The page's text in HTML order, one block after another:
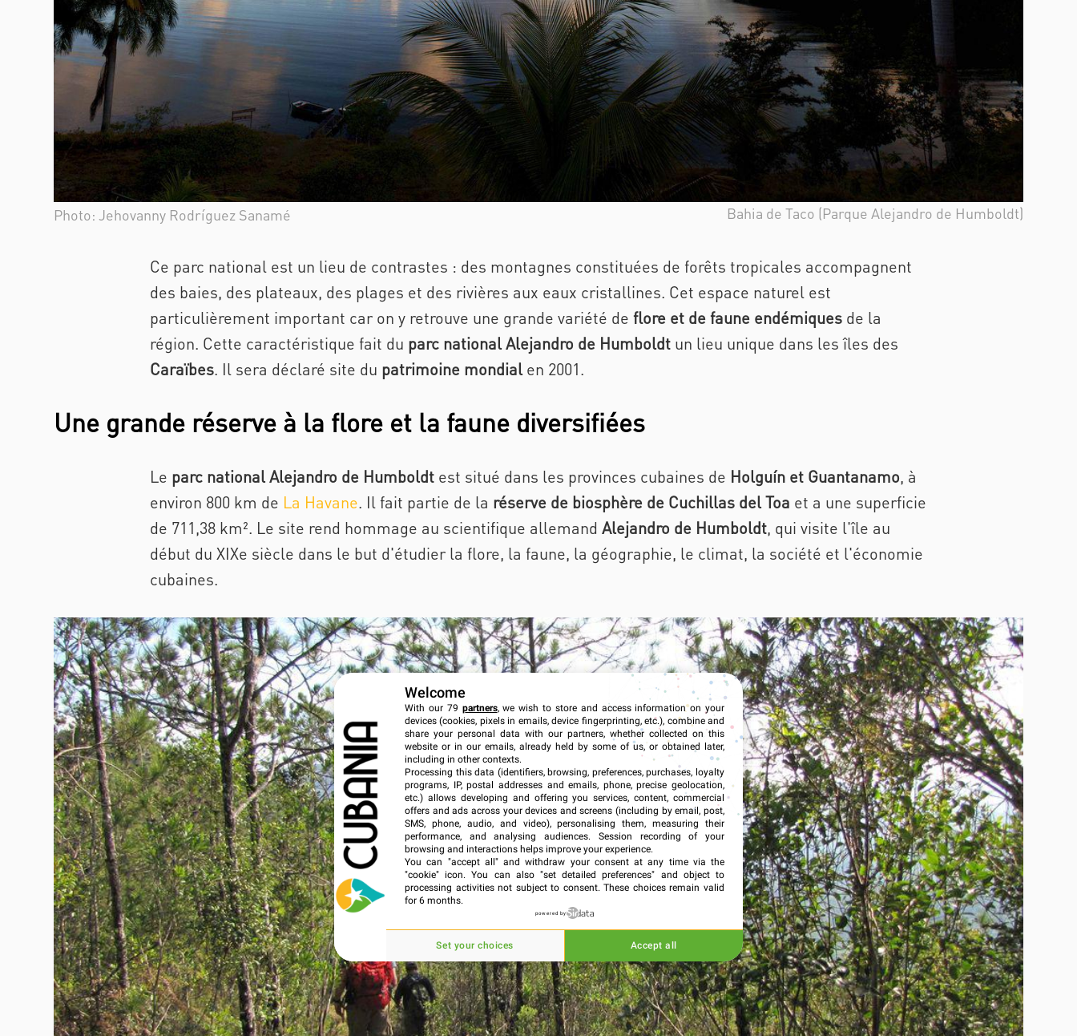
Photo: Jehovanny Rodríguez Sanamé Bahia de Taco (Parque Alejandro de Humboldt)
Ce parc national est un lieu de contrastes : des montagnes constituées de forêts tropicales accompagnent
des baies, des plateaux, des plages et des rivières aux eaux cristallines. Cet espace naturel est
particulièrement important car on y retrouve une grande variété de flore et de faune endémiques de la
région. Cette caractéristique fait du parc national Alejandro de Humboldt un lieu unique dans les îles des
Caraïbes. Il sera déclaré site du patrimoine mondial en 2001.
Une grande réserve à la flore et la faune diversifiées
Le parc national Alejandro de Humboldt est situé dans les provinces cubaines de Holguín et Guantanamo, à
environ 800 km de La Havane. Il fait partie de la réserve de biosphère de Cuchillas del Toa et a une superficie
de 711,38 km². Le site rend hommage au scientifique allemand Alejandro de Humboldt, qui visite l'île au
début du XIXe siècle dans le but d'étudier la flore, la faune, la géographie, le climat, la société et l'économie
cubaines.
Welcome
With our 79 partners, we wish to store and access information on your
devices (cookies, pixels in emails, device fingerprinting, etc.), combine and
share your personal data with our partners, whether collected on this
website or in our emails, already held by some of us, or obtained later,
including in other contexts.
Processing this data (identifiers, browsing, preferences, purchases, loyalty
programs, IP, postal addresses and emails, phone, precise geolocation,
etc.) allows developing and offering you services, content, commercial
offers and ads across your devices and screens (including by email, post,
SMS, phone, audio, and video), personalising them, measuring their
performance, and analysing audiences. Session recording of your
browsing and interactions helps improve your experience.
You can "accept all" and withdraw your consent at any time via the
"cookie" icon. You can also "set detailed preferences" and object to
processing activities not subject to consent. These choices remain valid
for 6 months.
powered by
Set your choices Accept all